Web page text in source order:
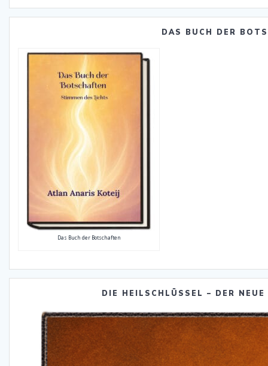
DAS BUCH DER
Das Buch der Botschaften
DIE HEILSCHLÜSSEL – DER